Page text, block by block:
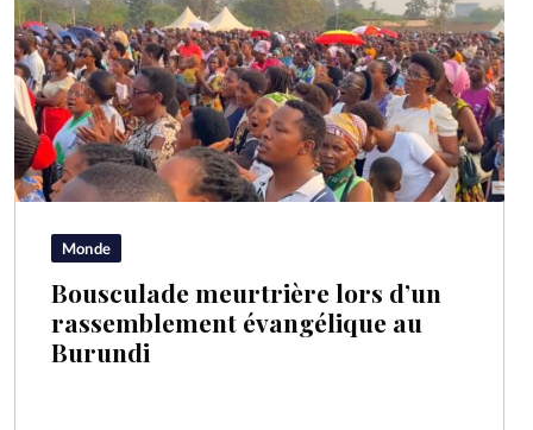
Monde
Bousculade meurtrière lors d’un
rassemblement évangélique au
Burundi